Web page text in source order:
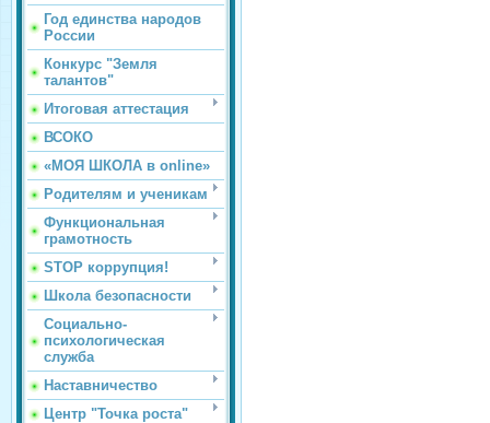
Год единства народов
России
Конкурс "Земля
талантов"
Итоговая аттестация
ВСОКО
«МОЯ ШКОЛА в online»
Родителям и ученикам
Функциональная
грамотность
STOP коррупция!
Школа безопасности
Социально-
психологическая
служба
Наставничество
Центр "Точка роста"